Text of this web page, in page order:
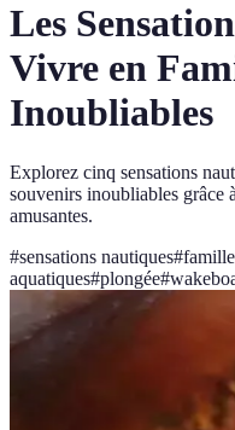
Les
Vivre en
Inoubliables
Explorez cinq sensations
souvenirs inoubliables grâce
amusantes.
#sensations nautiques#famille
aquatiques#plongée#